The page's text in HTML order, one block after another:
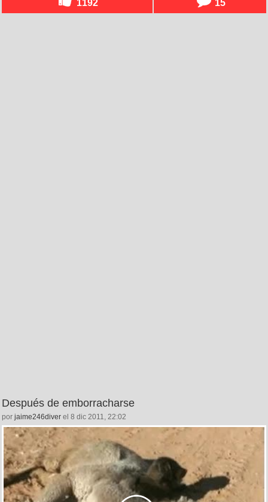
1192 15
Después de emborracharse
por jaime246diver el 8 dic 2011, 22:02